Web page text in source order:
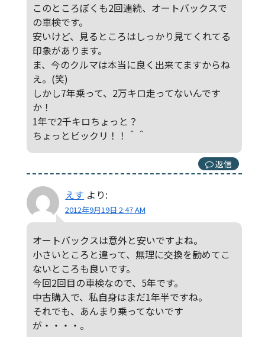
このところぼくも2回連続、オートバックスで
の車検です。
安いけど、見るところはしっかり見てくれてる
印象があります。
ま、今のクルマは本当に良く出来てますからね
え。(笑)
しかし7年乗って、2万キロ走ってないんです
か！
1年で2千キロちょっと？
ちょっとビックリ！！＾＾
返信
えす より:
2012年9月19日 2:47 AM
オートバックスは意外と安いですよね。
小さいところと違って、無理に交換を勧めてこ
ないところも良いです。
今回2回目の車検なので、5年です。
中古購入で、私自身はまだ1年半ですね。
それでも、あんまり乗ってないです
が・・・・。